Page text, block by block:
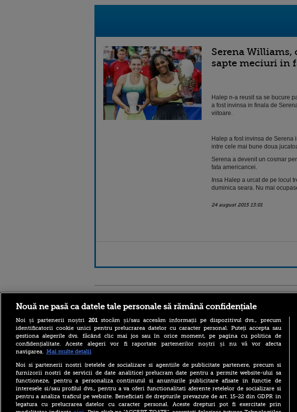
Serena Williams,
sapte meciuri in
Halep n-a reusit sa se bucure
a fost invinsa in finala de
viitoare.
Halep a fost invinsa de Serena
intre cele mai bune doua
Serena a devenit un cosmar
fata americancei.
Insa Halep a urcat de pe locul
duminica seara. Nu mai
24 august 2015 13:01
româncă a fost arestată în
Germania pentru spionaj în
favoarea Rusiei
Alerta West Nile: două
persoane au murit, iar
numărul cazurilor a ajuns la
Nouă ne pasă ca datele tale personale să rămână confidențiale
Noi și partenerii noștri 201stocăm și/sau accesăm informații pe dispozitivul dvs., precum
identificatorii cookie unici pentru prelucrarea datelor cu caracter personal. Puteți accepta sau
gestiona alegerile dvs. făcând clic mai jos sau în orice moment, pe pagina cu politica de
confidențialitate. Aceste alegeri vor fi raportate partenerilor noștri și nu vă vor afecta
navigarea. Mai multe detalii
Noi si partenerii nostri (retelele de socializare si agentiile de publicitate partenere, precum si
furnizorii nostri de servicii de date analitice) prelucram date pentru a permite website-ului sa
functioneze, pentru a personaliza continutul si anunturile publicitare afisate in functie de
interesele si/sau profilul dvs., pentru a va oferi functionalitati aferente retelelor de socializare si
pentru a analiza traficul pe website. Beneficiati de drepturile prevazute de art. 15-22 din GDPR in
legatura cu prelucrarea datelor cu caracter personal. Aceste drepturi pot fi exercitate prin